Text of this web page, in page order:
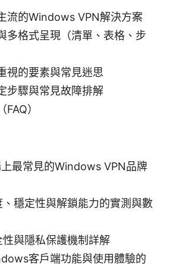
流的Windows VPN解決方案
多格式呈現（清單、表格、步
視的要素與常見迷思
步驟與常見故障排解
）
最常見的Windows VPN品牌
穩定性與解鎖能力的實測與數
與隱私保護機制詳解
客戶端功能與使用體驗的